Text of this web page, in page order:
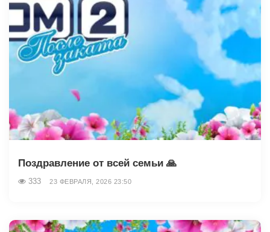
Поздравление от всей семьи 🙏
333 23 ФЕВРАЛЯ, 2026 23:50